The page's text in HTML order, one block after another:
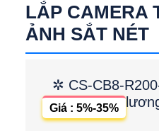
LẮP CAMERA
ẢNH SẮT NÉT
✲ CS-CB8-
Giá : 5%-35%